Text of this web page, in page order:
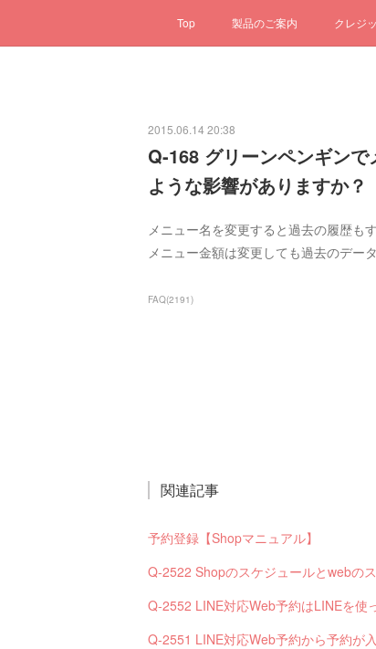
Top 製品のご案内 クレジ
2015.06.14 20:38
Q-168 グリーンペンギン
ような影響がありますか？
メニュー名を変更すると過去の履歴も
メニュー金額は変更しても過去のデー
FAQ(2191)
関連記事
予約登録【Shopマニュアル】
Q-2522 Shopのスケジュールとwebの
Q-2552 LINE対応Web予約はLINEを使